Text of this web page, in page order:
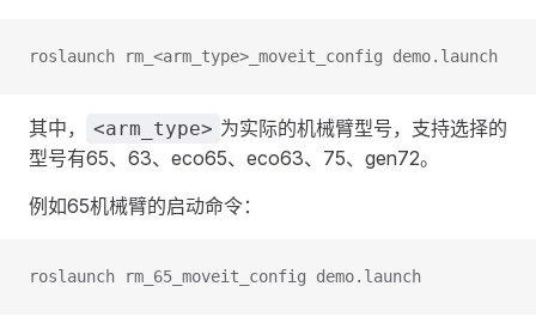
roslaunch rm_<arm_type>_moveit_config demo.launch
其中， <arm_type> 为实际的机械臂型号，支持选择的
型号有65、63、eco65、eco63、75、gen72。
例如65机械臂的启动命令：
roslaunch rm_65_moveit_config demo.launch